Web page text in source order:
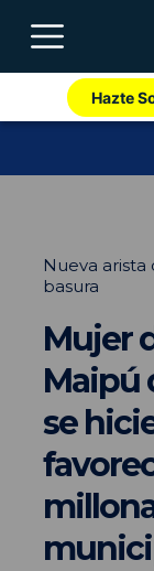
Hazte
Nueva
basura
Mujer
Maipú
se